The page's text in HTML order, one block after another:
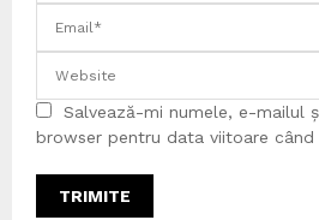
Salvează-mi numele, e-mailul
browser pentru data viitoare când